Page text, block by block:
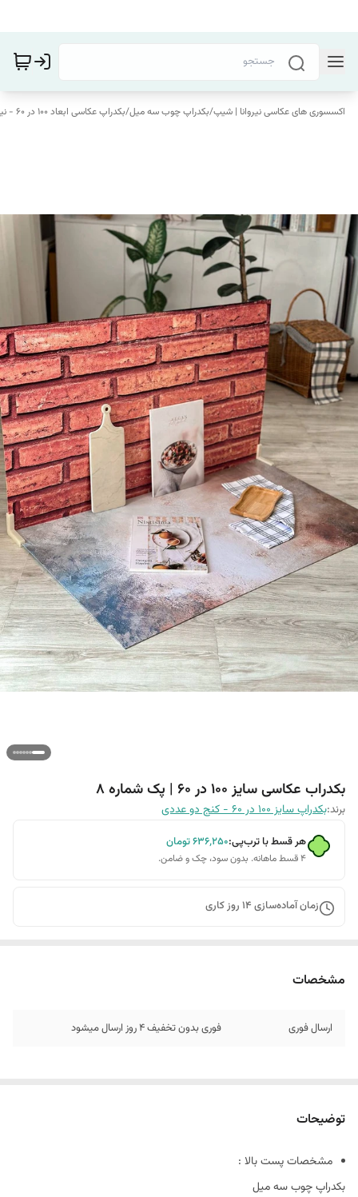
اکسسوری های عکاسی نیروانا | شیپ/بکدراپ چوب سه میل/بکدراپ عکاسی ابعاد 100 در 60 - نیروانا
بکدراب عکاسی سایز 100 در 60 | پک شماره 8
برند:بکدراپ سایز 100 در 60 - کنج دو عددی
هر قسط با ترب‌پی:۶۳۶٬۲۵۰تومان
۴ قسط ماهانه. بدون سود، چک و ضامن.
زمان آماده‌سازی 14 روز کاری
مشخصات
ارسال فوری فوری بدون تخفیف 4 روز ارسال میشود
توضیحات
مشخصات پست بالا :
بکدراپ چوب سه میل